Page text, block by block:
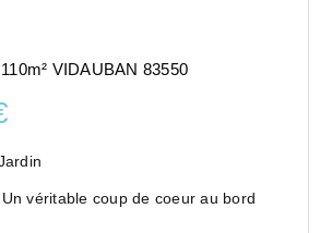
VIDAUBAN 83550
véritable coup de coeur au bord